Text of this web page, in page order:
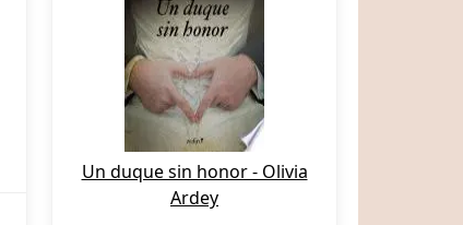
Un duque sin honor - Olivia
Ardey